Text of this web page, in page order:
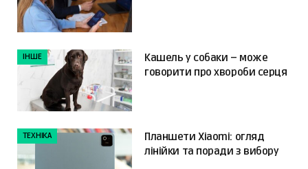
ІНШЕ
Кашель у собаки – може
говорити про хвороби серця
ТЕХНІКА
Планшети Xiaomi: огляд
лінійки та поради з вибору